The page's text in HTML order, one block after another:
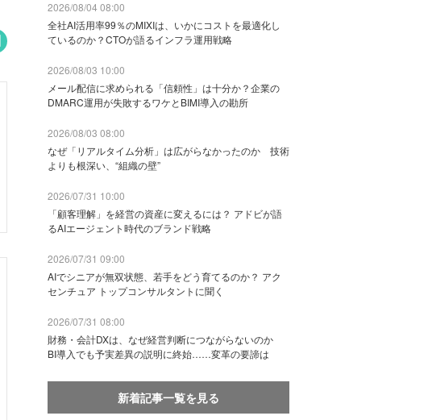
2026/08/04 08:00
全社AI活用率99％のMIXIは、いかにコストを最適化し
ているのか？CTOが語るインフラ運用戦略
2026/08/03 10:00
メール配信に求められる「信頼性」は十分か？企業の
DMARC運用が失敗するワケとBIMI導入の勘所
2026/08/03 08:00
なぜ「リアルタイム分析」は広がらなかったのか 技術
よりも根深い、“組織の壁”
2026/07/31 10:00
「顧客理解」を経営の資産に変えるには？ アドビが語
るAIエージェント時代のブランド戦略
2026/07/31 09:00
AIでシニアが無双状態、若手をどう育てるのか？ アク
センチュア トップコンサルタントに聞く
2026/07/31 08:00
財務・会計DXは、なぜ経営判断につながらないのか
BI導入でも予実差異の説明に終始……変革の要諦は
新着記事一覧を見る